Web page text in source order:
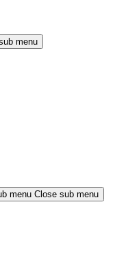
menu
menu Close sub menu